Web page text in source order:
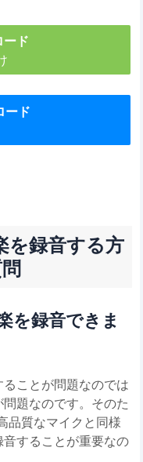
ード
ード
を録音する方
を録音できま
ことが問題なのでは
題なのです。そのた
品質なマイクと同様
することが重要なの